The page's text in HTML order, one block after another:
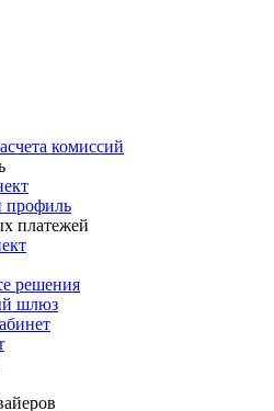
комиссий
профиль
платежей
решения
шлюз